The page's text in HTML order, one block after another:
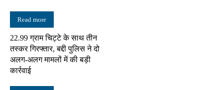
Read more
22.99 ग्राम चिट्टे के साथ तीन
तस्कर गिरफ्तार, बद्दी पुलिस ने दो
अलग-अलग मामलों में की बड़ी
कार्रवाई